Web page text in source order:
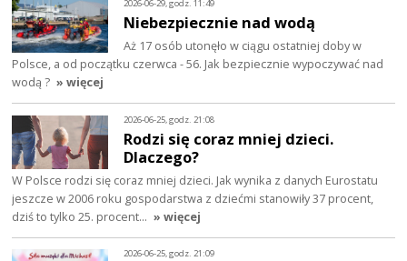
2026-06-29, godz. 11:49
Niebezpiecznie nad wodą
Aż 17 osób utonęło w ciągu ostatniej doby w
Polsce, a od początku czerwca - 56. Jak bezpiecznie wypoczywać nad
wodą ? » więcej
2026-06-25, godz. 21:08
Rodzi się coraz mniej dzieci.
Dlaczego?
W Polsce rodzi się coraz mniej dzieci. Jak wynika z danych Eurostatu
jeszcze w 2006 roku gospodarstwa z dziećmi stanowiły 37 procent,
dziś to tylko 25. procent… » więcej
2026-06-25, godz. 21:09